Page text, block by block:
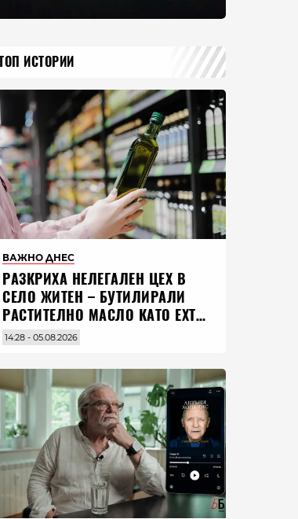
ИСТОРИИ
ВАЖНО ДНЕС
РАЗКРИХА НЕЛЕГАЛЕН ЦЕХ В
СЕЛО ЖИТЕН – БУТИЛИРАЛИ
РАСТИТЕЛНО МАСЛО КАТО EXTRA
VIRGIN ЗЕХТИН
14:28 - 05.08.2026